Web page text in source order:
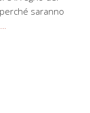
saranno